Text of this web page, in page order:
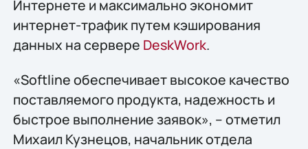
Интернете и максимально экономит
интернет-трафик путем кэширования
данных на сервере DeskWork.
«Softline обеспечивает высокое качество
поставляемого продукта, надежность и
быстрое выполнение заявок», – отметил
Михаил Кузнецов, начальник отдела